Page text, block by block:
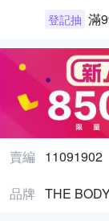
登記抽 滿
賣編
11091902
品牌 THE